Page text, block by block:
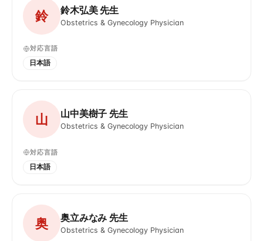
鈴 鈴木弘美 先生
Obstetrics & Gynecology Physician
対応言語
日本語
山 山中美樹子 先生
Obstetrics & Gynecology Physician
対応言語
日本語
奥 奥立みなみ 先生
Obstetrics & Gynecology Physician